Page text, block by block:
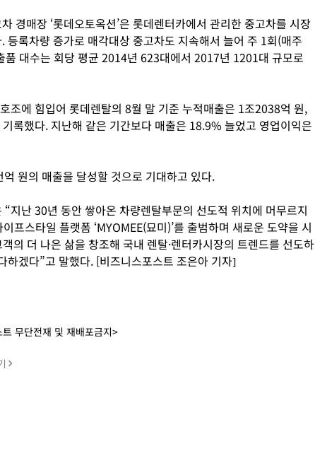
경매장 ‘롯데오토옥션’은 롯데렌터카에서 관리한 중고차를 시장
등록차량 증가로 매각대상 중고차도 지속해서 늘어 주 1회(매주
품 대수는 회당 평균 2014년 623대에서 2017년 1201대 규모로
조에 힘입어 롯데렌탈의 8월 말 기준 누적매출은 1조2038억 원,
록했다. 지난해 같은 기간보다 매출은 18.9% 늘었고 영업이익은
원의 매출을 달성할 것으로 기대하고 있다.
지난 30년 동안 쌓아온 차량렌탈부문의 선도적 위치에 머무르지
프스타일 플랫폼 ‘MYOMEE(묘미)’를 출범하며 새로운 도약을 시
의 더 나은 삶을 창조해 국내 렌탈·렌터카시장의 트렌드를 선도하
하겠다”고 말했다. [비즈니스포스트 조은아 기자]
무단전재 및 재배포금지>